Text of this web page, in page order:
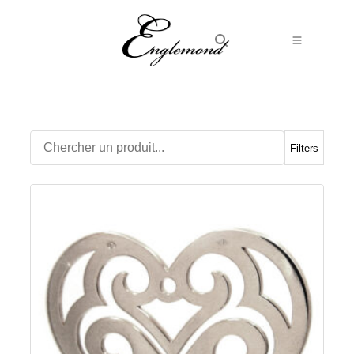
Boucles d’Oreilles
Boutons de manchette
Colliers
Médailles
Pendentifs
Adamas
Filters